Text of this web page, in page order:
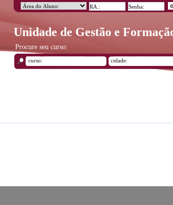
Unidade de Gestão e
Procure seu curso: